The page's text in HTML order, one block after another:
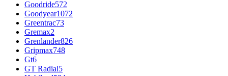
Goodride572
Goodyear1072
Greentrac73
Gremax2
Grenlander826
Gripmax748
Gt6
GT Radial5